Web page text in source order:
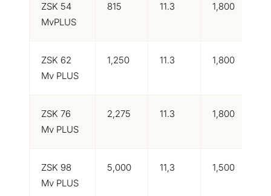
ZSK 54
MvPLUS
815 11.3 1,800
ZSK 62
Mv PLUS
1,250 11.3 1,800
ZSK 76
Mv PLUS
2,275 11.3 1,800
ZSK 98
Mv PLUS
5,000 11,3 1,500